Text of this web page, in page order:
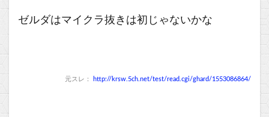
ゼルダはマイクラ抜きは初じゃないかな
元スレ： http://krsw.5ch.net/test/read.cgi/ghard/1553086864/